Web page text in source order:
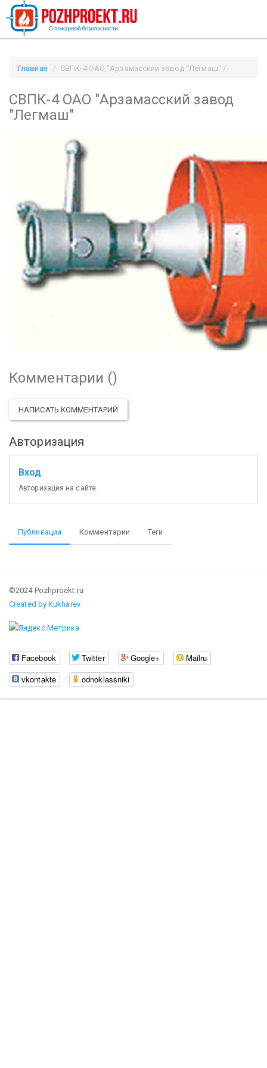
Главная
СВПК-4 ОАО "Арзамасский завод "Легмаш" /
СВПК-4 ОАО "Арзамасский завод
"Легмаш"
Комментарии ()
НАПИСАТЬ КОММЕНТАРИЙ
Авторизация
Вход
Авторизация на сайте.
Публикации Комментарии Теги
©2024 Pozhproekt.ru
Created by Kukharev
Facebook Twitter Google+
Mailru
vkontakte
odnoklassniki